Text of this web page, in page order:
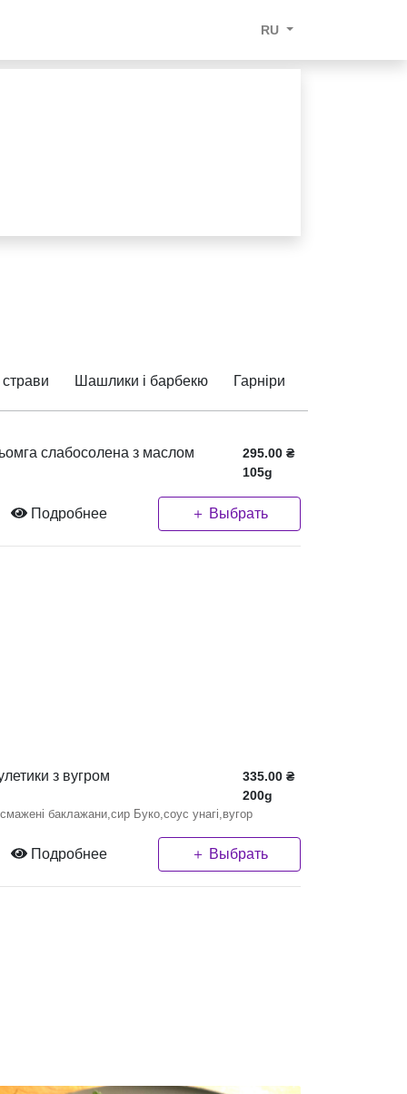
RU
страви Шашлики і барбекю Гарніри
слабосолена з маслом 295.00 ₴
105g
Подробнее ＋ Выбрать
з вугром 335.00 ₴
200g
баклажани,сир Буко,соус унагі,вугор
Подробнее ＋ Выбрать